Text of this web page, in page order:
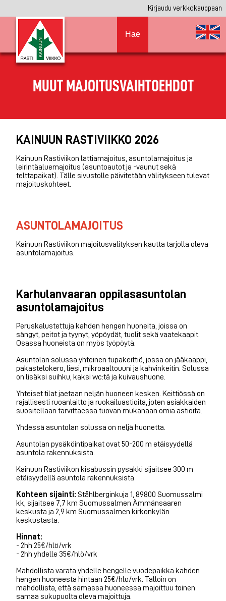
Kirjaudu verkkokauppaan
Hae
MUUT MAJOITUSVAIHTOEHDOT
KAINUUN RASTIVIIKKO 2026
Kainuun Rastiviikon lattiamajoitus, asuntolamajoitus ja
leirintäaluemajoitus (asuntoautot ja -vaunut sekä
telttapaikat). Tälle sivustolle päivitetään välitykseen tulevat
majoituskohteet.
ASUNTOLAMAJOITUS
Kainuun Rastiviikon majoitusvälityksen kautta tarjolla oleva
asuntolamajoitus.
Karhulanvaaran oppilasasuntolan
asuntolamajoitus
Peruskalustettuja kahden hengen huoneita, joissa on
sängyt, peitot ja tyynyt, yöpöydät, tuolit sekä vaatekaapit.
Osassa huoneista on myös työpöytä.
Asuntolan solussa yhteinen tupakeittiö, jossa on jääkaappi,
pakastelokero, liesi, mikroaaltouuni ja kahvinkeitin. Solussa
on lisäksi suihku, kaksi wc:tä ja kuivaushuone.
Yhteiset tilat jaetaan neljän huoneen kesken. Keittiössä on
rajallisesti ruoanlaitto ja ruokailuastioita, joten asiakkaiden
suositellaan tarvittaessa tuovan mukanaan omia astioita.
Yhdessä asuntolan solussa on neljä huonetta.
Asuntolan pysäköintipaikat ovat 50-200 m etäisyydellä
asuntola rakennuksista.
Kainuun Rastiviikon kisabussin pysäkki sijaitsee 300 m
etäisyydellä asuntola rakennuksista
Kohteen sijainti: Ståhlberginkuja 1, 89800 Suomussalmi
kk, sijaitsee 7,7 km Suomussalmen Ämmänsaaren
keskusta ja 2,9 km Suomussalmen kirkonkylän
keskustasta.
Hinnat:
- 2hh 25€/hlö/vrk
- 2hh yhdelle 35€/hlö/vrk
Mahdollista varata yhdelle hengelle vuodepaikka kahden
hengen huoneesta hintaan 25€/hlö/vrk. Tällöin on
mahdollista, että samassa huoneessa majoittuu toinen
samaa sukupuolta oleva majoittuja.